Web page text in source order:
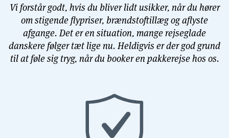
Vi forstår godt, hvis du bliver lidt usikker, når du hører
om stigende flypriser, brændstoftillæg og aflyste
afgange. Det er en situation, mange rejseglade
danskere følger tæt lige nu. Heldigvis er der god grund
til at føle sig tryg, når du booker en pakkerejse hos os.